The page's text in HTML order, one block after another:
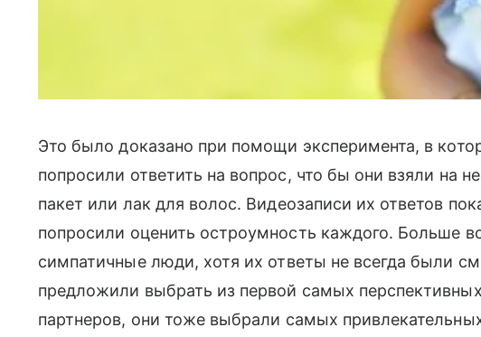
Это было доказано при помощи эксперимента, в
попросили ответить на вопрос, что бы они взяли на
пакет или лак для волос. Видеозаписи их ответов
попросили оценить остроумность каждого. Больше
симпатичные люди, хотя их ответы не всегда были
предложили выбрать из первой самых
партнеров, они тоже выбрали самых